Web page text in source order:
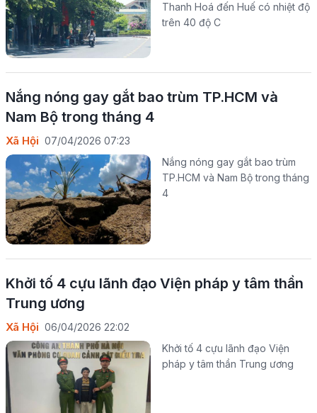
Thanh Hoá đến Huế có nhiệt độ
trên 40 độ C
Nắng nóng gay gắt bao trùm TP.HCM và
Nam Bộ trong tháng 4
Xã Hội 07/04/2026 07:23
Nắng nóng gay gắt bao trùm
TP.HCM và Nam Bộ trong tháng
4
Khởi tố 4 cựu lãnh đạo Viện pháp y tâm thần
Trung ương
Xã Hội 06/04/2026 22:02
Khởi tố 4 cựu lãnh đạo Viện
pháp y tâm thần Trung ương